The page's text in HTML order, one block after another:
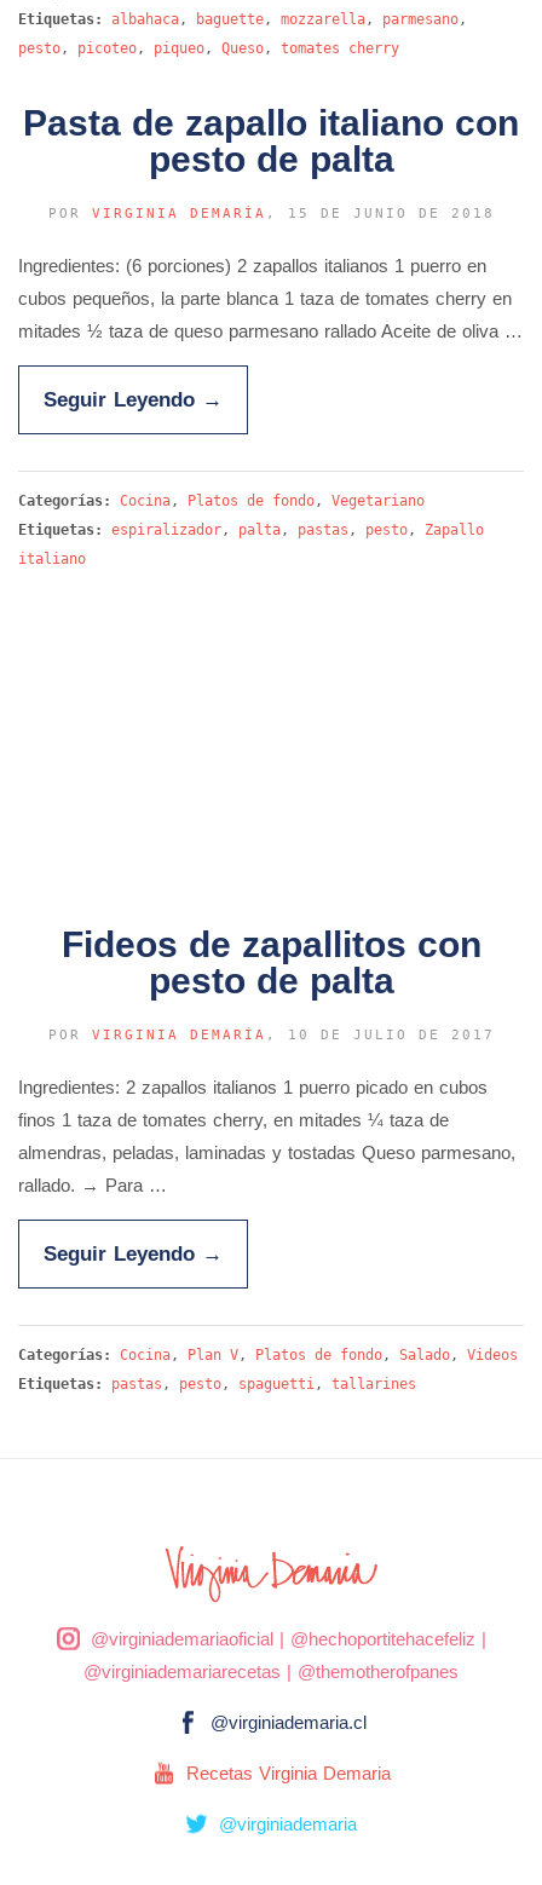
Etiquetas:
albahaca , baguette , mozzarella , parmesano ,
pesto , picoteo , piqueo , Queso , tomates cherry
Pasta de zapallo italiano con
pesto de palta
POR VIRGINIA DEMARÍA , 15 DE JUNIO DE 2018
Ingredientes: (6 porciones) 2 zapallos italianos 1 puerro en
cubos pequeños, la parte blanca 1 taza de tomates cherry en
mitades ½ taza de queso parmesano rallado Aceite de oliva …
Seguir Leyendo →
Categorías: Cocina , Platos de fondo , Vegetariano
Etiquetas:
espiralizador , palta , pastas , pesto , Zapallo
italiano
Fideos de zapallitos con
pesto de palta
POR VIRGINIA DEMARÍA , 10 DE JULIO DE 2017
Ingredientes: 2 zapallos italianos 1 puerro picado en cubos
finos 1 taza de tomates cherry, en mitades ¼ taza de
almendras, peladas, laminadas y tostadas Queso parmesano,
rallado. → Para …
Seguir Leyendo →
Categorías: Cocina, Plan V, Platos de fondo, Salado, Videos
Etiquetas:
pastas , pesto, spaguetti, tallarines
@virginiademariaoficial| @hechoportitehacefeliz |
@virginiademariarecetas | @themotherofpanes
@virginiademaria.cl
Recetas Virginia Demaria
@virginiademaria